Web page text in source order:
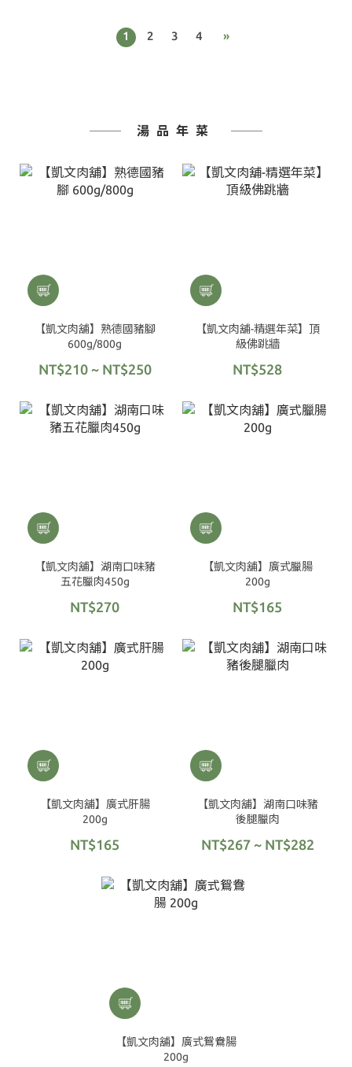
1 2 3 4 »
湯品年菜
【凱文肉舖】熟德國豬腳
600g/800g
NT$210 ~ NT$250
【凱文肉舖-精選年菜】頂
級佛跳牆
NT$528
【凱文肉舖】湖南口味豬
五花臘肉450g
NT$270
【凱文肉舖】廣式臘腸
200g
NT$165
【凱文肉舖】廣式肝腸
200g
NT$165
【凱文肉舖】湖南口味豬
後腿臘肉
NT$267 ~ NT$282
【凱文肉舖】廣式鴛鴦腸
200g